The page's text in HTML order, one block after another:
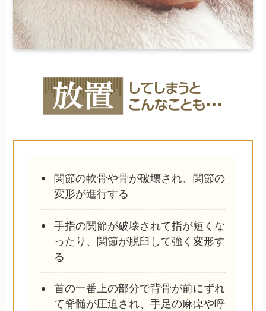
関節の軟骨や骨が破壊され、関節の
変形が進行する
手指の関節が破壊されて指が短くな
ったり、関節が脱臼して強く変形す
る
首の一番上の部分で背骨が前にずれ
て脊髄が圧迫され、手足の麻痺や呼